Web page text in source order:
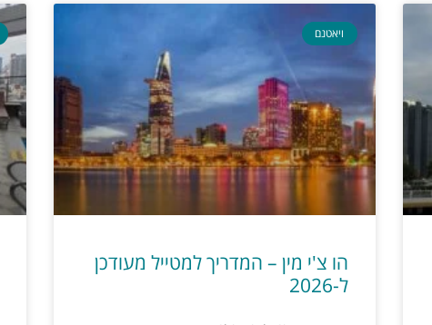
ויאטנם
הו צ'י מין – המדריך למטייל מעודכן
ל-2026